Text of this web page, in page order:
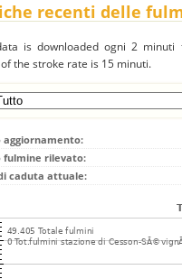
recenti delle
is downloaded ogni 2
the stroke rate is 15 minuti.
aggiornamento:
fulmine rilevato:
caduta attuale: